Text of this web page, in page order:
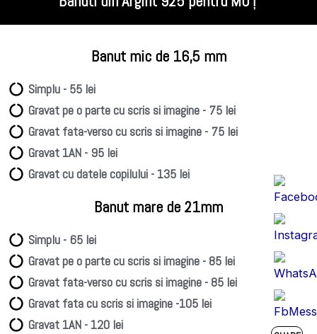
Banut mic de 16,5 mm
Simplu - 55 lei
Gravat pe o parte cu scris si imagine - 75 lei
Gravat fata-verso cu scris si imagine - 75 lei
Gravat 1AN - 95 lei
Gravat cu datele copilului - 135 lei
Banut mare de 21mm
Simplu - 65 lei
Gravat pe o parte cu scris si imagine - 85 lei
Gravat fata-verso cu scris si imagine - 85 lei
Gravat fata cu scris si imagine -105 lei
Gravat 1AN - 120 lei